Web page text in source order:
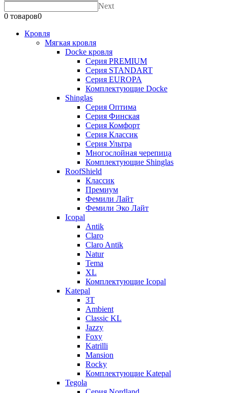
Next
0 товаров0
Кровля
Мягкая кровля
Docke кровля
Серия PREMIUM
Серия STANDART
Серия EUROPA
Комплектующие Docke
Shinglas
Серия Оптима
Серия Финская
Серия Комфорт
Серия Классик
Серия Ультра
Многослойная черепица
Комплектующие Shinglas
RoofShield
Классик
Премиум
Фемили Лайт
Фемили Эко Лайт
Icopal
Antik
Claro
Claro Antik
Natur
Tema
XL
Комплектующие Icopal
Katepal
3T
Ambient
Classic KL
Jazzy
Foxy
Katrilli
Mansion
Rocky
Комплектующие Katepal
Tegola